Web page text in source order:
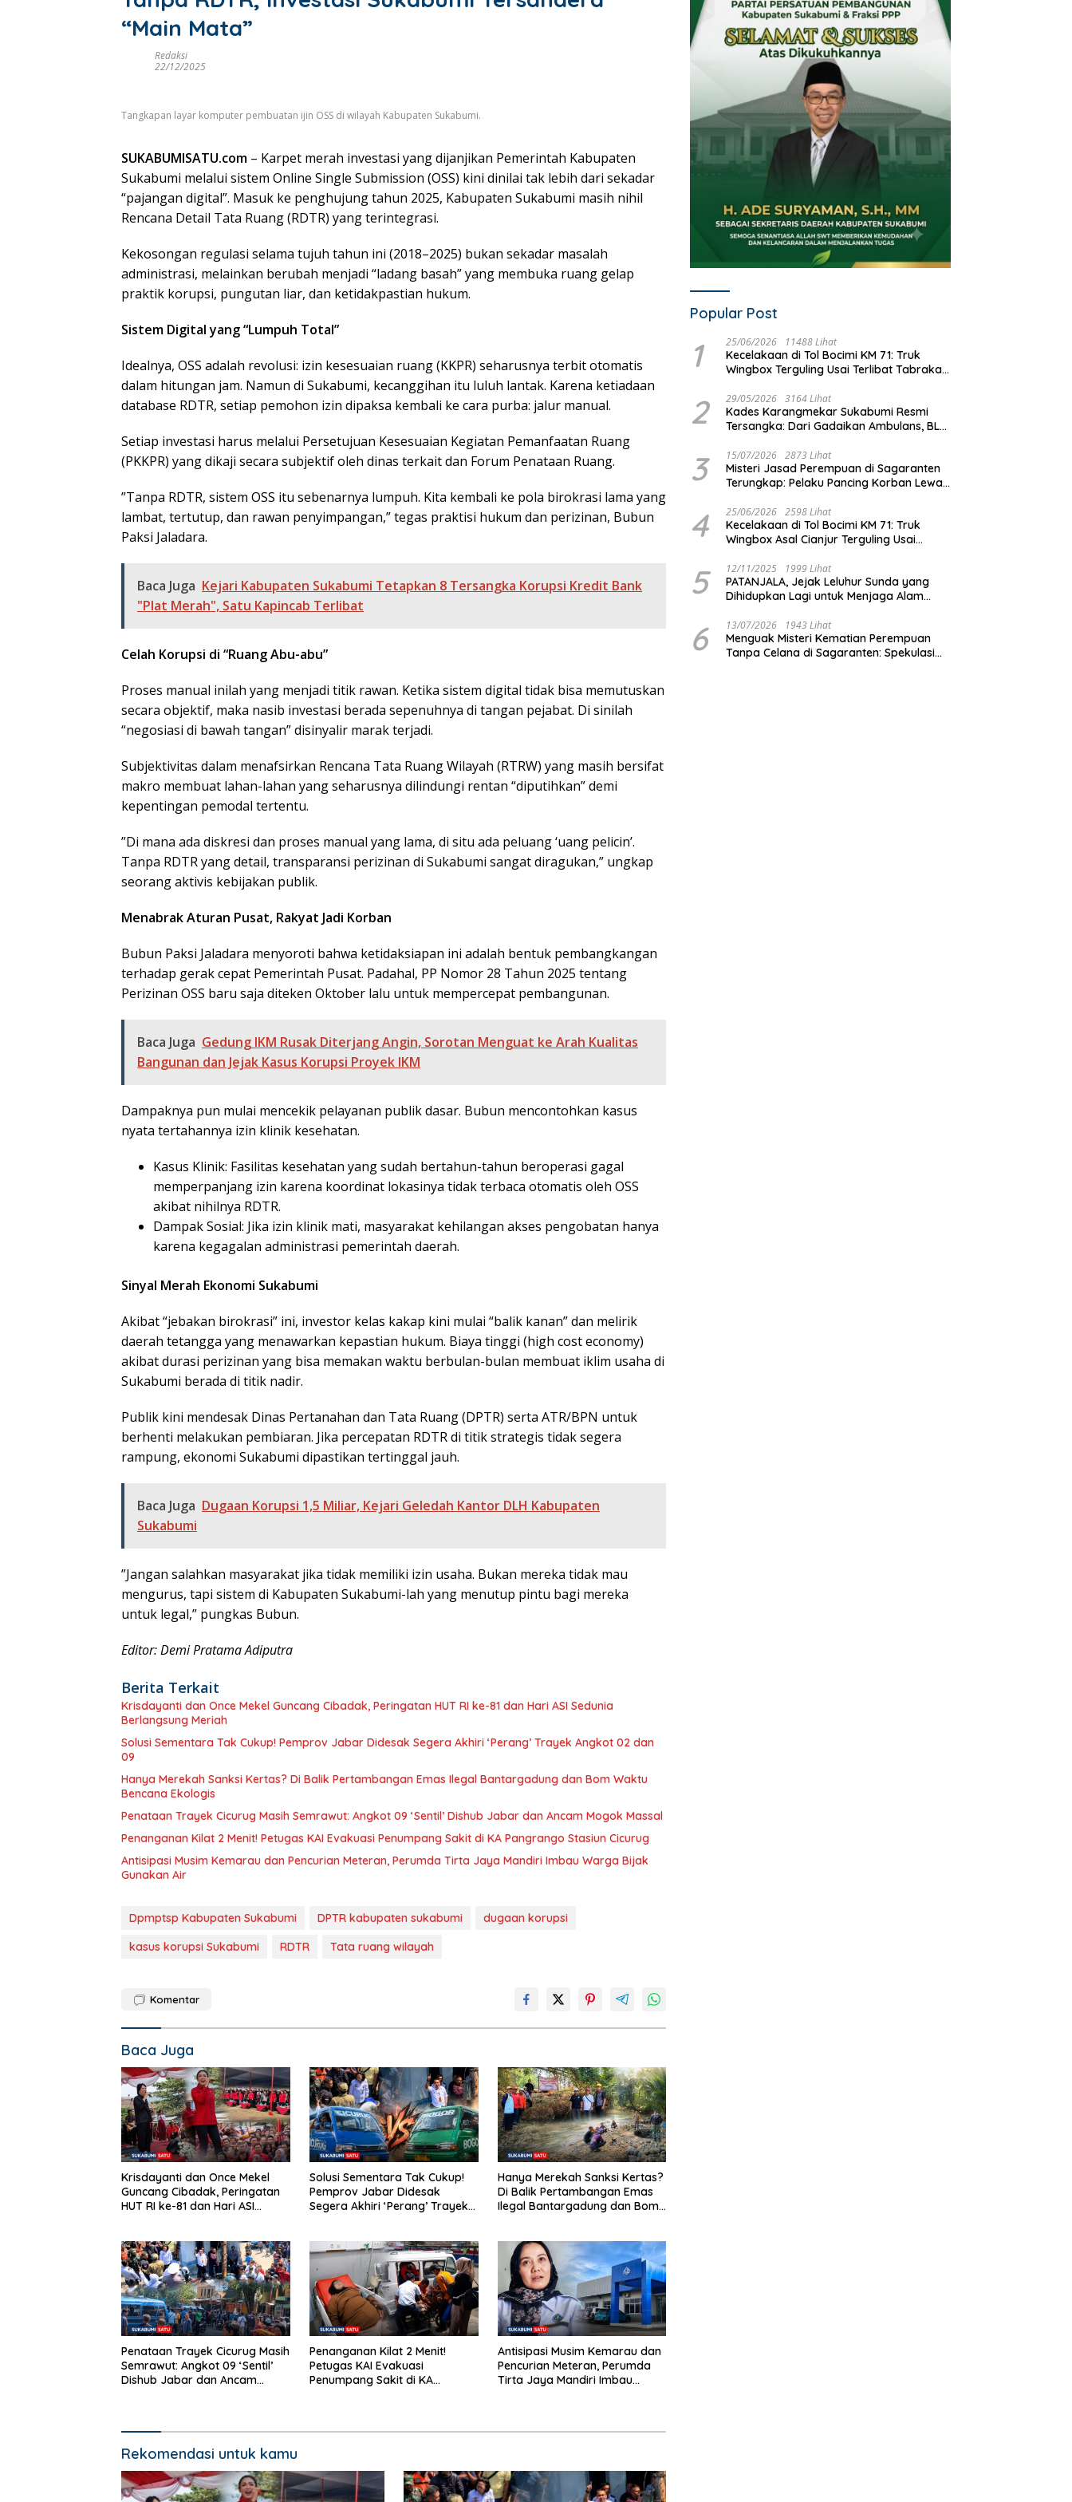
“Main Mata”
Redaksi
22/12/2025
Tangkapan layar komputer pembuatan ijin OSS di wilayah Kabupaten Sukabumi.
SUKABUMISATU.com – Karpet merah investasi yang dijanjikan Pemerintah Kabupaten
Sukabumi melalui sistem Online Single Submission (OSS) kini dinilai tak lebih dari sekadar
“pajangan digital”. Masuk ke penghujung tahun 2025, Kabupaten Sukabumi masih nihil
Rencana Detail Tata Ruang (RDTR) yang terintegrasi.
​Kekosongan regulasi selama tujuh tahun ini (2018–2025) bukan sekadar masalah
administrasi, melainkan berubah menjadi “ladang basah” yang membuka ruang gelap
praktik korupsi, pungutan liar, dan ketidakpastian hukum.
Sistem Digital yang “Lumpuh Total”
​Idealnya, OSS adalah revolusi: izin kesesuaian ruang (KKPR) seharusnya terbit otomatis
dalam hitungan jam. Namun di Sukabumi, kecanggihan itu luluh lantak. Karena ketiadaan
database RDTR, setiap pemohon izin dipaksa kembali ke cara purba: jalur manual.
​Setiap investasi harus melalui Persetujuan Kesesuaian Kegiatan Pemanfaatan Ruang
(PKKPR) yang dikaji secara subjektif oleh dinas terkait dan Forum Penataan Ruang.
​”Tanpa RDTR, sistem OSS itu sebenarnya lumpuh. Kita kembali ke pola birokrasi lama yang
lambat, tertutup, dan rawan penyimpangan,” tegas praktisi hukum dan perizinan, Bubun
Paksi Jaladara.
Baca Juga Kejari Kabupaten Sukabumi Tetapkan 8 Tersangka Korupsi Kredit Bank
"Plat Merah", Satu Kapincab Terlibat
Celah Korupsi di “Ruang Abu-abu”
​Proses manual inilah yang menjadi titik rawan. Ketika sistem digital tidak bisa memutuskan
secara objektif, maka nasib investasi berada sepenuhnya di tangan pejabat. Di sinilah
“negosiasi di bawah tangan” disinyalir marak terjadi.
​Subjektivitas dalam menafsirkan Rencana Tata Ruang Wilayah (RTRW) yang masih bersifat
makro membuat lahan-lahan yang seharusnya dilindungi rentan “diputihkan” demi
kepentingan pemodal tertentu.
​”Di mana ada diskresi dan proses manual yang lama, di situ ada peluang ‘uang pelicin’.
Tanpa RDTR yang detail, transparansi perizinan di Sukabumi sangat diragukan,” ungkap
seorang aktivis kebijakan publik.
Menabrak Aturan Pusat, Rakyat Jadi Korban
​Bubun Paksi Jaladara menyoroti bahwa ketidaksiapan ini adalah bentuk pembangkangan
terhadap gerak cepat Pemerintah Pusat. Padahal, PP Nomor 28 Tahun 2025 tentang
Perizinan OSS baru saja diteken Oktober lalu untuk mempercepat pembangunan.
Baca Juga Gedung IKM Rusak Diterjang Angin, Sorotan Menguat ke Arah Kualitas
Bangunan dan Jejak Kasus Korupsi Proyek IKM
​Dampaknya pun mulai mencekik pelayanan publik dasar. Bubun mencontohkan kasus
nyata tertahannya izin klinik kesehatan.
​Kasus Klinik: Fasilitas kesehatan yang sudah bertahun-tahun beroperasi gagal
memperpanjang izin karena koordinat lokasinya tidak terbaca otomatis oleh OSS
akibat nihilnya RDTR.
​Dampak Sosial: Jika izin klinik mati, masyarakat kehilangan akses pengobatan hanya
karena kegagalan administrasi pemerintah daerah.
Sinyal Merah Ekonomi Sukabumi
​Akibat “jebakan birokrasi” ini, investor kelas kakap kini mulai “balik kanan” dan melirik
daerah tetangga yang menawarkan kepastian hukum. Biaya tinggi (high cost economy)
akibat durasi perizinan yang bisa memakan waktu berbulan-bulan membuat iklim usaha di
Sukabumi berada di titik nadir.
​Publik kini mendesak Dinas Pertanahan dan Tata Ruang (DPTR) serta ATR/BPN untuk
berhenti melakukan pembiaran. Jika percepatan RDTR di titik strategis tidak segera
rampung, ekonomi Sukabumi dipastikan tertinggal jauh.
Baca Juga Dugaan Korupsi 1,5 Miliar, Kejari Geledah Kantor DLH Kabupaten
Sukabumi
​”Jangan salahkan masyarakat jika tidak memiliki izin usaha. Bukan mereka tidak mau
mengurus, tapi sistem di Kabupaten Sukabumi-lah yang menutup pintu bagi mereka
untuk legal,” pungkas Bubun.
Editor: Demi Pratama Adiputra
Berita Terkait
Krisdayanti dan Once Mekel Guncang Cibadak, Peringatan HUT RI ke-81 dan Hari ASI Sedunia
Berlangsung Meriah
Solusi Sementara Tak Cukup! Pemprov Jabar Didesak Segera Akhiri ‘Perang’ Trayek Angkot 02 dan
09
Hanya Merekah Sanksi Kertas? Di Balik Pertambangan Emas Ilegal Bantargadung dan Bom Waktu
Bencana Ekologis
Penataan Trayek Cicurug Masih Semrawut: Angkot 09 ‘Sentil’ Dishub Jabar dan Ancam Mogok Massal
Penanganan Kilat 2 Menit! Petugas KAI Evakuasi Penumpang Sakit di KA Pangrango Stasiun Cicurug
Antisipasi Musim Kemarau dan Pencurian Meteran, Perumda Tirta Jaya Mandiri Imbau Warga Bijak
Gunakan Air
Dpmptsp Kabupaten Sukabumi DPTR kabupaten sukabumi
dugaan korupsi
kasus korupsi Sukabumi
RDTR Tata ruang wilayah
Komentar
Baca Juga
Krisdayanti dan Once Mekel
Guncang Cibadak, Peringatan
HUT RI ke-81 dan Hari ASI
Solusi Sementara Tak Cukup!
Pemprov Jabar Didesak
Segera Akhiri ‘Perang’ Trayek
Hanya Merekah Sanksi Kertas?
Di Balik Pertambangan Emas
Ilegal Bantargadung dan Bom
Penataan Trayek Cicurug Masih
Semrawut: Angkot 09 ‘Sentil’
Dishub Jabar dan Ancam
Penanganan Kilat 2 Menit!
Petugas KAI Evakuasi
Penumpang Sakit di KA
Antisipasi Musim Kemarau dan
Pencurian Meteran, Perumda
Tirta Jaya Mandiri Imbau
Rekomendasi untuk kamu
Popular Post
1 25/06/2026 11488 Lihat
Kecelakaan di Tol Bocimi KM 71: Truk
Wingbox Terguling Usai Terlibat Tabrakan
2 29/05/2026 3164 Lihat
Kades Karangmekar Sukabumi Resmi
Tersangka: Dari Gadaikan Ambulans, BLT
3 15/07/2026 2873 Lihat
Misteri Jasad Perempuan di Sagaranten
Terungkap: Pelaku Pancing Korban Lewat
4 25/06/2026 2598 Lihat
Kecelakaan di Tol Bocimi KM 71: Truk
Wingbox Asal Cianjur Terguling Usai
RS Sekarwangi
5 12/11/2025 1999 Lihat
PATANJALA, Jejak Leluhur Sunda yang
Dihidupkan Lagi untuk Menjaga Alam
6 13/07/2026 1943 Lihat
Menguak Misteri Kematian Perempuan
Tanpa Celana di Sagaranten: Spekulasi